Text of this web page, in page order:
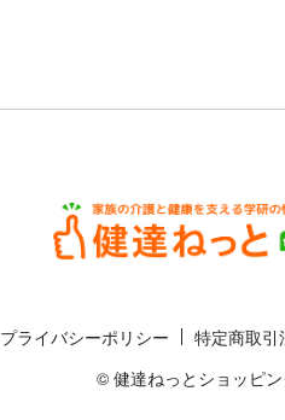
プライバシーポリシー
特定商取引
© 健達ねっとショッピ